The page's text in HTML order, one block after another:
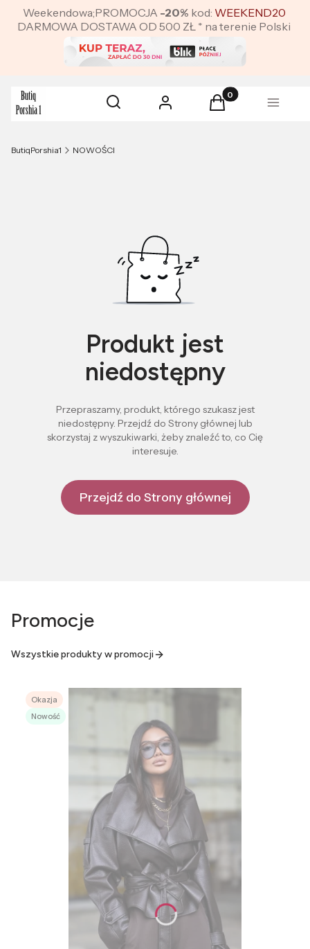
Weekendowa;PROMOCJA -20% kod: WEEKEND20
DARMOWA DOSTAWA OD 500 ZŁ * na terenie Polski
Otwórz wyszukiwarkę
Szukaj Zaloguj się Produkty w
Koszyk Menu
ButiqPorshia1 NOWOŚCI
Produkt jest
niedostępny
Przepraszamy, produkt, którego szukasz jest
niedostępny. Przejdź do Strony głównej lub
skorzystaj z wyszukiwarki, żeby znaleźć to, co Cię
interesuje.
Przejdź do Strony głównej
Promocje
Wszystkie produkty w promocji
Okazja
Nowość